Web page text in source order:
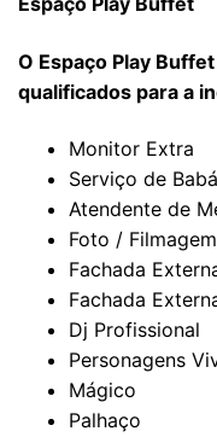
O Espaço Play
qualificados para a
Monitor Extra
Serviço de Babá
Atendente de
Foto / Filmagem
Fachada
Fachada
Dj Profissional
Personagens
Mágico
Palhaço